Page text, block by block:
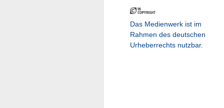
Das Medienwerk ist im
Rahmen des deutschen
Urheberrechts nutzbar.